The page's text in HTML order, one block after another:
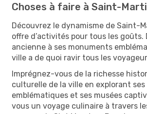
Choses à faire à Saint-
Découvrez le dynamisme de Saint-
offre d’activités pour tous les goûts.
ancienne à ses monuments
ville a de quoi ravir tous les
Imprégnez-vous de la richesse
culturelle de la ville en explorant
emblématiques et ses musées
vous un voyage culinaire à travers